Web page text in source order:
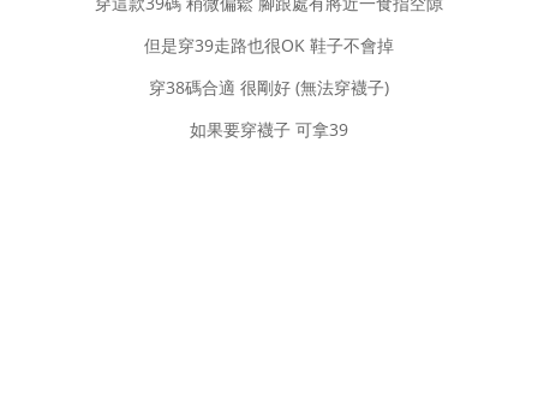
但是穿39走路也很OK 鞋子不會掉
穿38碼合適 很剛好 (無法穿襪子)
如果要穿襪子 可拿39